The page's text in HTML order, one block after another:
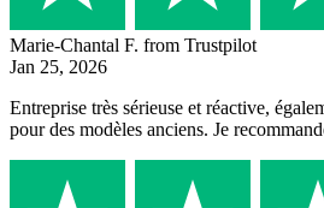
Marie-Chantal F. from Trustpilot
Jan 25, 2026
Entreprise très sérieuse et réactive,
pour des modèles anciens. Je